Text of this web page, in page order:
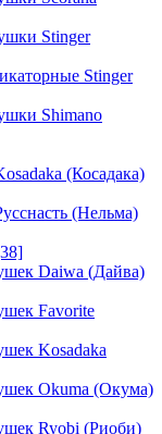
Stinger
Stinger
Shimano
(Косадака)
(Нельма)
Daiwa (Дайва)
Favorite
Kosadaka
Okuma (Окума)
Ryobi (Риоби)